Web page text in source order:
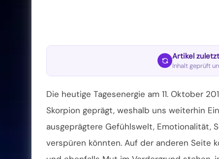
Artikel
Inhalt geprüft
Die heutige Tagesenergie am 11. Oktober
Skorpion geprägt, weshalb uns weiterhin
ausgeprägtere Gefühlswelt, Emotionalität,
verspüren könnten. Auf der anderen Seite